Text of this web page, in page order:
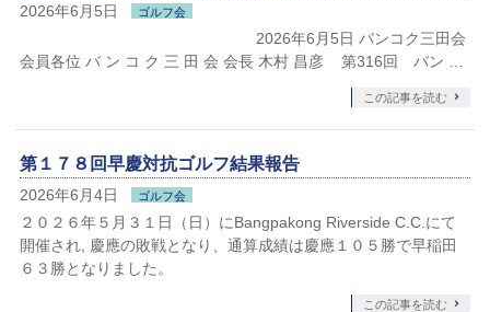
2026年6月5日 ゴルフ会
2026年6月5日 バンコク三田会
会員各位 バ ン コ ク 三 田 会 会長 木村 昌彦 第316回 バン …
この記事を読む
第１７８回早慶対抗ゴルフ結果報告
2026年6月4日 ゴルフ会
２０２６年５月３１日（日）にBangpakong Riverside C.C.にて
開催され, 慶應の敗戦となり、通算成績は慶應１０５勝で早稲田
６３勝となりました。
この記事を読む